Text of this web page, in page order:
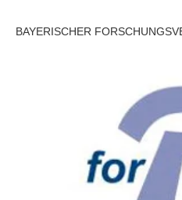
BAYERISCHER